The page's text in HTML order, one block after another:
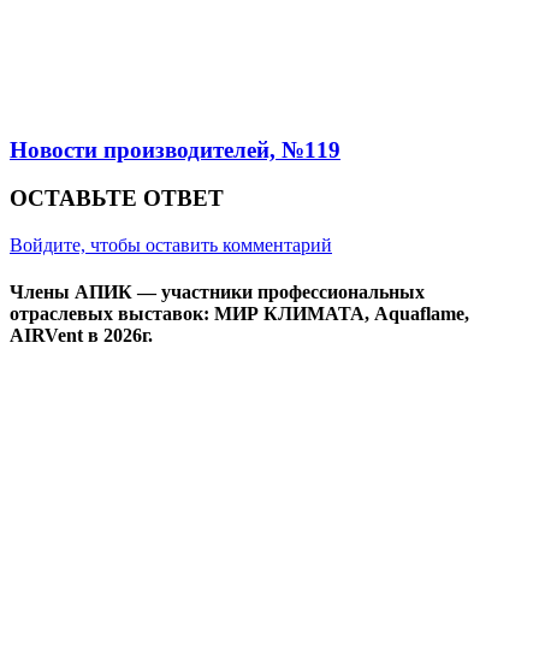
Новости производителей, №119
ОСТАВЬТЕ ОТВЕТ
Войдите, чтобы оставить комментарий
Члены АПИК — участники профессиональных
отраслевых выставок: МИР КЛИМАТА, Aquaflame,
AIRVent в 2026г.